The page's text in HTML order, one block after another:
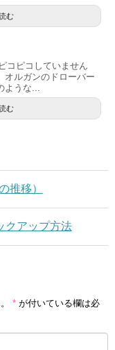
む
コピコしていません
オルガンのドローバー
ような...
む
推移）
クアップ方法
* が付いている欄は必